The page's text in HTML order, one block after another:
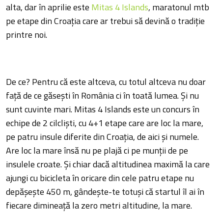
alta, dar în aprilie este Mitas 4 Islands, maratonul mtb
pe etape din Croaţia care ar trebui să devină o tradiţie
printre noi.
De ce? Pentru că este altceva, cu totul altceva nu doar
faţă de ce găseşti în România ci în toată lumea. Şi nu
sunt cuvinte mari. Mitas 4 Islands este un concurs în
echipe de 2 cilclişti, cu 4+1 etape care are loc la mare,
pe patru insule diferite din Croaţia, de aici şi numele.
Are loc la mare însă nu pe plajă ci pe munţii de pe
insulele croate. Şi chiar dacă altitudinea maximă la care
ajungi cu bicicleta în oricare din cele patru etape nu
depăşeşte 450 m, gândeşte-te totuşi că startul îl ai în
fiecare dimineaţă la zero metri altitudine, la mare.